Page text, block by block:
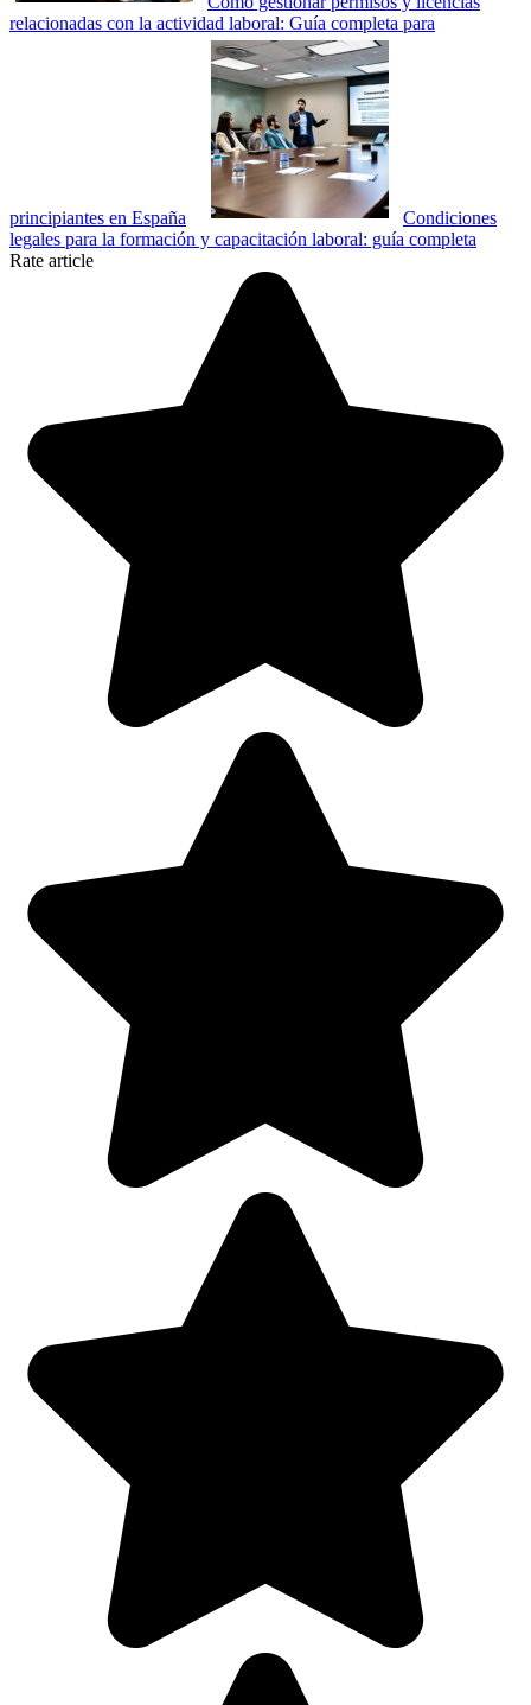
relacionadas con la actividad laboral: Guía completa para
principiantes en España
Condiciones
legales para la formación y capacitación laboral: guía completa
Rate article